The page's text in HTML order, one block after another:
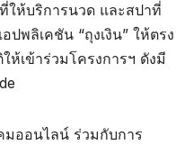
ให้บริการนวด และสปาที่
พลิเคชัน “ถุงเงิน” ให้ตรง
ห้เข้าร่วมโครงการฯ ดังมี
ออนไลน์ ร่วมกับการ